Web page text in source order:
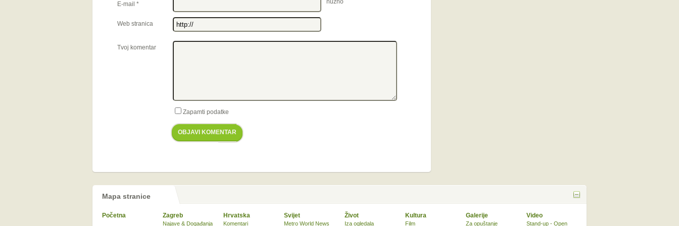
E-mail * nužno
Web stranica
Tvoj komentar
Zapamti podatke
OBJAVI KOMENTAR
Mapa stranice
Početna Zagreb
Najave & Događanja
Hrvatska
Komentari
Svijet
Metro World News
Život
Iza ogledala
Kultura
Film
Galerije
Za opuštanje
Video
Stand-up - Open